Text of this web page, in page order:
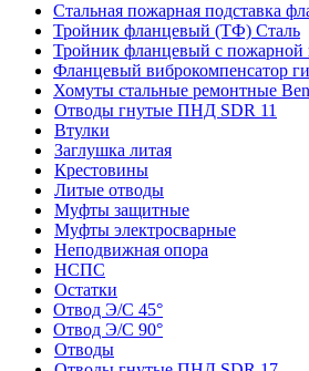
Стальная пожарная подставка
Тройник фланцевый (ТФ) Сталь
Тройник фланцевый с
Фланцевый виброкомпенсатор
Хомуты стальные ремонтные
Отводы гнутые ПНД SDR 11
Втулки
Заглушка литая
Крестовины
Литые отводы
Муфты защитные
Муфты электросварные
Неподвижная опора
НСПС
Остатки
Отвод Э/С 45°
Отвод Э/С 90°
Отводы